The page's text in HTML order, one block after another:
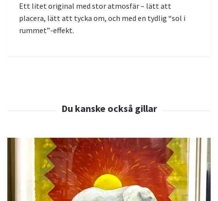
Ett litet original med stor atmosfär – lätt att
placera, lätt att tycka om, och med en tydlig “sol i
rummet”-effekt.